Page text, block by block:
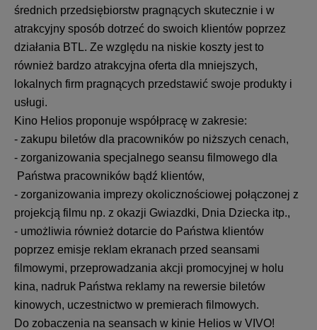
średnich przedsiębiorstw pragnących skutecznie i w
atrakcyjny sposób dotrzeć do swoich klientów poprzez
działania BTL. Ze względu na niskie koszty jest to
również bardzo atrakcyjna oferta dla mniejszych,
lokalnych firm pragnących przedstawić swoje produkty i
usługi.
Kino Helios proponuje współpracę w zakresie:
- zakupu biletów dla pracowników po niższych cenach,
- zorganizowania specjalnego seansu filmowego dla
Państwa pracowników bądź klientów,
- zorganizowania imprezy okolicznościowej połączonej z
projekcją filmu np. z okazji Gwiazdki, Dnia Dziecka itp.,
- umożliwia również dotarcie do Państwa klientów
poprzez emisje reklam ekranach przed seansami
filmowymi, przeprowadzania akcji promocyjnej w holu
kina, nadruk Państwa reklamy na rewersie biletów
kinowych, uczestnictwo w premierach filmowych.
Do zobaczenia na seansach w kinie Helios w VIVO!